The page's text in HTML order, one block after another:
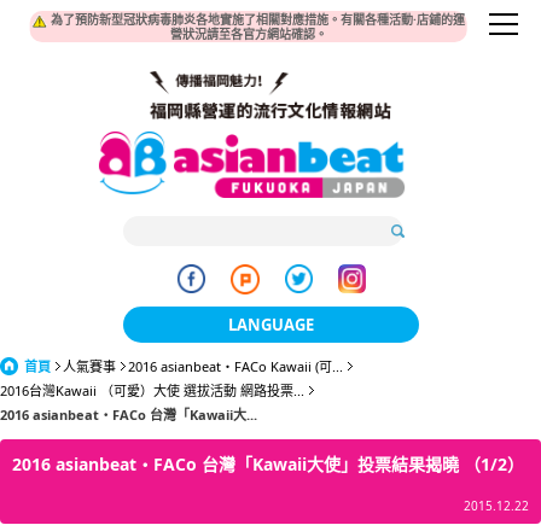
為了預防新型冠狀病毒肺炎各地實施了相關對應措施。有關各種活動·店鋪的運
營狀況請至各官方網站確認。
LANGUAGE
日本語
한국어
簡体中文
首頁 人氣賽事
2016 asianbeat・FACo Kawaii (可...
2016台灣Kawaii （可愛）大使 選拔活動 網路投票...
2016 asianbeat・FACo 台灣「Kawaii大...
2016 asianbeat・FACo 台灣「Kawaii大使」投票結果揭曉 （1/2）
2015.12.22